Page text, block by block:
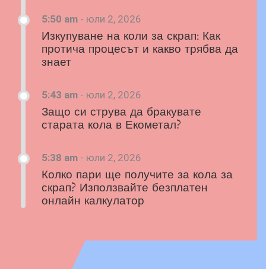
5:50 am - юли 2, 2026
Изкупуване на коли за скрап: Как
протича процесът и какво трябва да
знает
5:43 am - юли 2, 2026
Защо си струва да бракувате
старата кола в Екометал?
5:38 am - юли 2, 2026
Колко пари ще получите за кола за
скрап? Използвайте безплатен
онлайн калкулатор